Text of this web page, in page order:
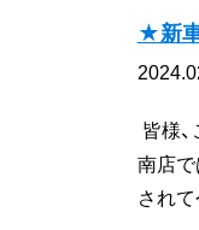
★新
皆様
南店
され